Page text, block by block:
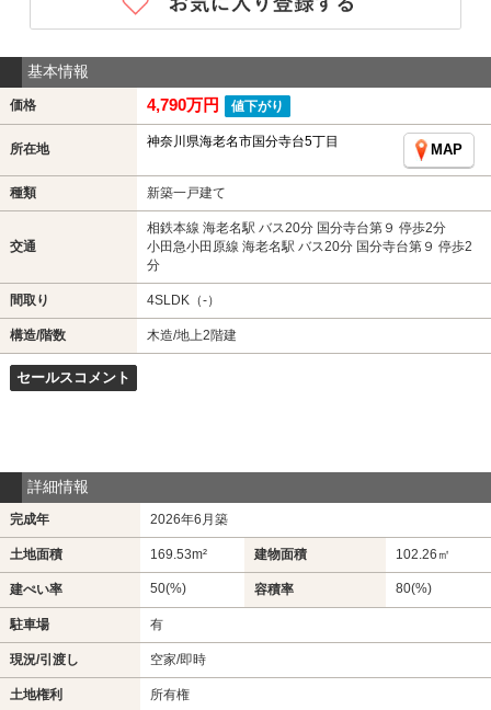
基本情報
価格 4,790万円 値下がり
所在地 神奈川県海老名市国分寺台5丁目
MAP
種類 新築一戸建て
交通
相鉄本線 海老名駅 バス20分 国分寺台第９ 停歩2分
小田急小田原線 海老名駅 バス20分 国分寺台第９ 停歩2
分
間取り 4SLDK（-）
構造/階数 木造/地上2階建
セールスコメント
詳細情報
完成年 2026年6月築
土地面積 169.53m² 建物面積 102.26㎡
建ぺい率 50(%) 容積率 80(%)
駐車場 有
現況/引渡し 空家/即時
土地権利 所有権